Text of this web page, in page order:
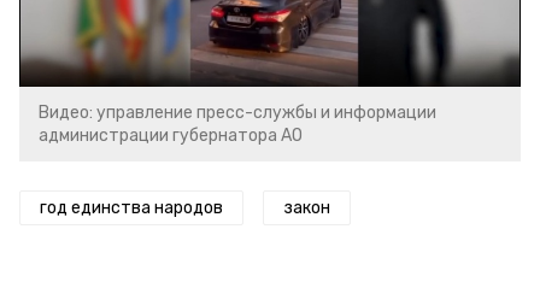
Video
Видео: управление пресс-службы и информации
администрации губернатора АО
год единства народов закон